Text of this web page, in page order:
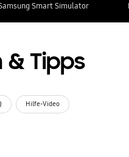
Smart Simulator
& Tipps
Hilfe-Video